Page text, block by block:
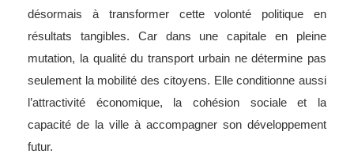
désormais à transformer cette volonté politique en
résultats tangibles. Car dans une capitale en pleine
mutation, la qualité du transport urbain ne détermine pas
seulement la mobilité des citoyens. Elle conditionne aussi
l’attractivité économique, la cohésion sociale et la
capacité de la ville à accompagner son développement
futur.